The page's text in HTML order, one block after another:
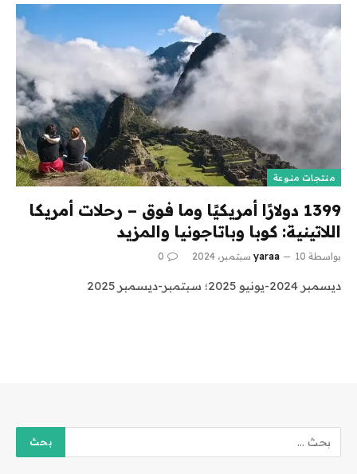
منتجات منوعة
1399 دولارًا أمريكيًا وما فوق – رحلات أمريكا
اللاتينية: كوبا وباتاجونيا والمزيد
بواسطة yaraa 10 سبتمبر، 2024 0
ديسمبر 2024-يونيو 2025؛ سبتمبر-ديسمبر 2025